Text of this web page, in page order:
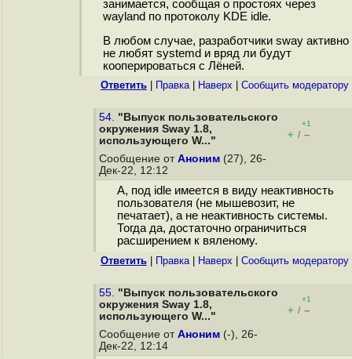
занимается, сообщая о простоях через
wayland по протоколу KDE idle.
В любом случае, разработчики sway активно
не любят systemd и вряд ли будут
кооперироваться с Лёней.
Ответить Правка| Наверх Cообщить модератору
54. "Выпуск пользовательского
окружения Sway 1.8,
использующего W..."
+1
+ / –
Сообщение от Аноним (27), 26-
Дек-22, 12:12
А, под idle имеется в виду неактивность
пользователя (не мышевозит, не
печатает), а не неактивность системы.
Тогда да, достаточно ограничиться
расширением к вяленому.
Ответить Правка| Наверх Cообщить модератору
55. "Выпуск пользовательского
окружения Sway 1.8,
использующего W..."
+1
+ / –
Сообщение от Аноним (-), 26-
Дек-22, 12:14